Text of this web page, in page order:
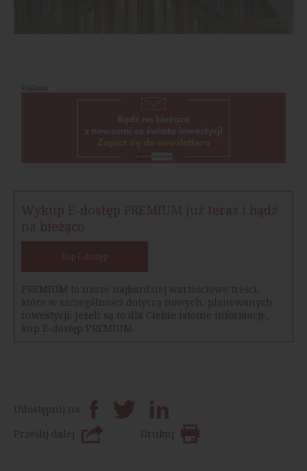
Reklama
Wykup E-dostęp PREMIUM już teraz i bądź
na bieżąco
Kup E-dostęp
PREMIUM to nasze najbardziej wartościowe treści,
które w szczególności dotyczą nowych, planowanych
inwestycji. Jeżeli są to dla Ciebie istotne informacje,
kup E-dostęp PREMIUM.
Udostępnij na
Prześlij dalej
Drukuj